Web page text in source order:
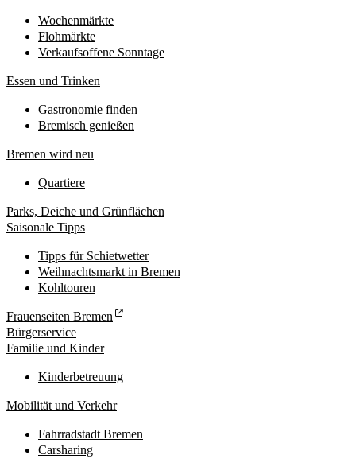
Wochenmärkte
Flohmärkte
Verkaufsoffene Sonntage
Essen und Trinken
Gastronomie finden
Bremisch genießen
Bremen wird neu
Quartiere
Parks, Deiche und Grünflächen
Saisonale Tipps
Tipps für Schietwetter
Weihnachtsmarkt in Bremen
Kohltouren
Frauenseiten Bremen
Bürgerservice
Familie und Kinder
Kinderbetreuung
Mobilität und Verkehr
Fahrradstadt Bremen
Carsharing